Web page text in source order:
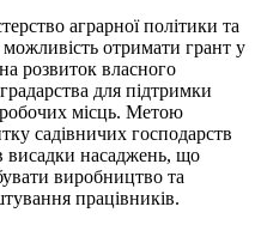
аграрної політики та
отримати грант у
розвиток власного
для підтримки
робочих місць. Метою
садівничих господарств
висадки насаджень, що
виробництво та
працівників.